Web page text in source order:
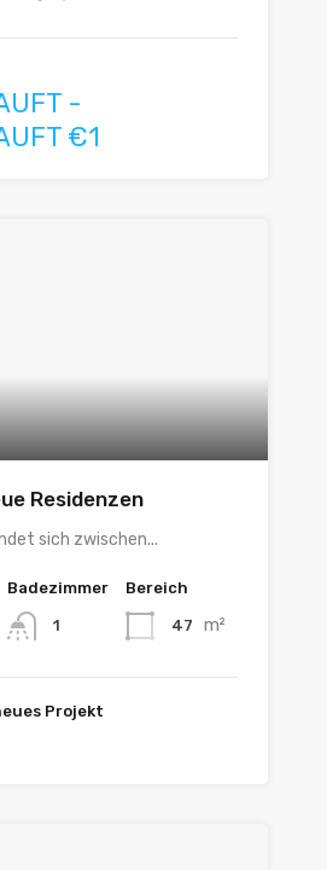
-
€1
Residenzen
sich zwischen...
Badezimmer
1
Bereich
47 m²
Projekt